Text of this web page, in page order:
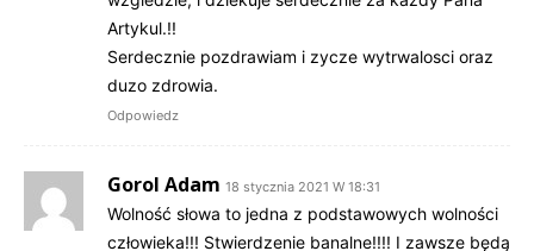
Artykul.!!
Serdecznie pozdrawiam i zycze wytrwalosci oraz
duzo zdrowia.
Odpowiedz
Gorol Adam 18 stycznia 2021 W 18:31
Wolność słowa to jedna z podstawowych wolności
człowieka!!! Stwierdzenie banalne!!!! I zawsze będą